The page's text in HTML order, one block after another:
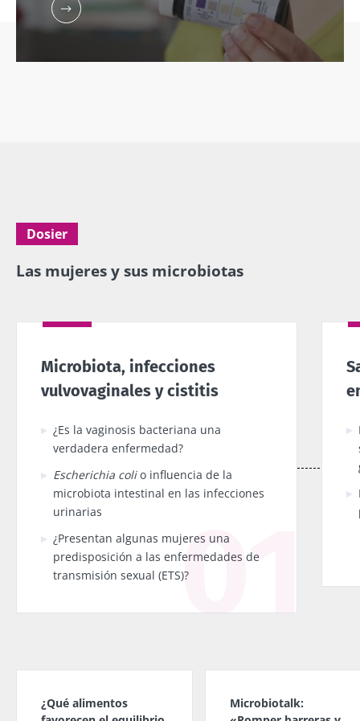
Dosier
Las mujeres y sus microbiotas
Microbiota, infecciones
vulvovaginales y cistitis
¿Es la vaginosis bacteriana una
verdadera enfermedad?
Escherichia colio influencia de la
microbiota intestinal en las infecciones
urinarias
¿Presentan algunas mujeres una
predisposición a las enfermedades de
transmisión sexual (ETS)?
¿Qué alimentos
Microbiotalk: